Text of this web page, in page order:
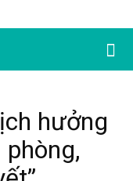
hưởng